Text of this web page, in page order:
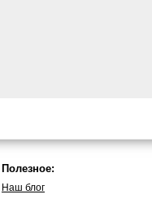
Полезное:
Наш блог